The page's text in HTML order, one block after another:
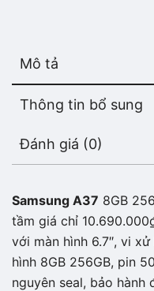
Mô tả
Thông tin bổ sung
Đánh giá (0)
Samsung A37 8GB
tầm giá chỉ
với màn hình 6.7″, vi
hình 8GB 256GB, pin
nguyên seal, bảo